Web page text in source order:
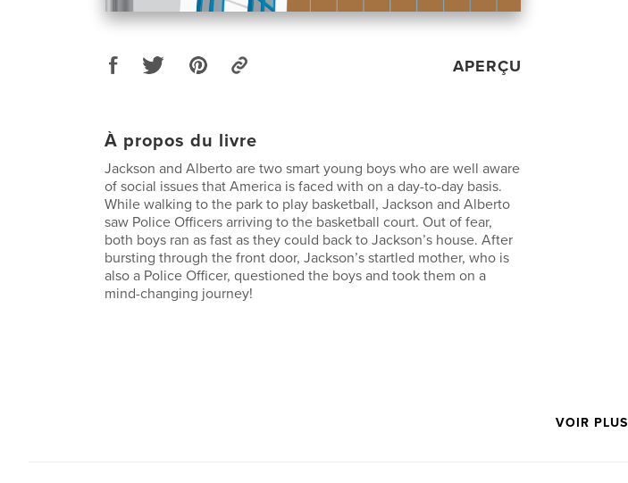
APERÇU
À propos du livre
Jackson and Alberto are two smart young boys who are well aware
of social issues that America is faced with on a day-to-day basis.
While walking to the park to play basketball, Jackson and Alberto
saw Police Officers arriving to the basketball court. Out of fear,
both boys ran as fast as they could back to Jackson’s house. After
bursting through the front door, Jackson’s startled mother, who is
also a Police Officer, questioned the boys and took them on a
mind-changing journey!
VOIR PLUS